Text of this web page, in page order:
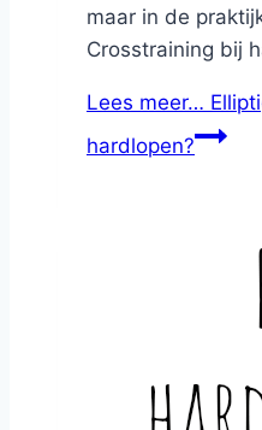
maar in de
Crosstraining bij
Lees meer…
hardlopen?